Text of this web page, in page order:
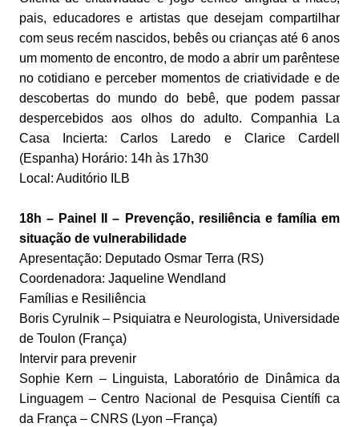
pais, educadores e artistas que desejam compartilhar
com seus recém nascidos, bebês ou crianças até 6 anos
um momento de encontro, de modo a abrir um parêntese
no cotidiano e perceber momentos de criatividade e de
descobertas do mundo do bebê, que podem passar
despercebidos aos olhos do adulto. Companhia La
Casa Incierta: Carlos Laredo e Clarice Cardell
(Espanha) Horário: 14h às 17h30
Local: Auditório ILB
18h – Painel II – Prevenção, resiliência e família em
situação de vulnerabilidade
Apresentação: Deputado Osmar Terra (RS)
Coordenadora: Jaqueline Wendland
Famílias e Resiliência
Boris Cyrulnik – Psiquiatra e Neurologista, Universidade
de Toulon (França)
Intervir para prevenir
Sophie Kern – Linguista, Laboratório de Dinâmica da
Linguagem – Centro Nacional de Pesquisa Científi ca
da França – CNRS (Lyon –França)